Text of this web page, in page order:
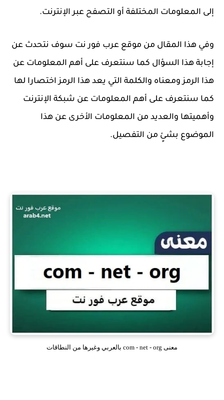
إلى المعلومات المختلفة أو التصفح عبر الإنترنت.
وفي هذا المقال من موقع عرب فور نت سوف نتحدث عن
إجابة هذا السؤال كما سنتعرف على أهم المعلومات عن
هذا الرمز ومعناه والكلمة التي يعد هذا الرمز اختصارا لها
كما سنتعرف على أهم المعلومات عن شبكة الإنترنت
وأهميتها والعديد من المعلومات الأخرى عن هذا
الموضوع بشئٍ من التفصيل.
معنى com - net - org بالعربي وغيرها من النطاقات